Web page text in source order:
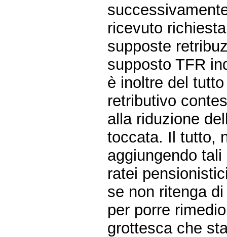
ricevuto
supposte
supposto TFR
è inoltre del
retributivo
alla riduzione
toccata. Il tutto,
aggiungendo
ratei
se non ritenga
per porre
grottesca che